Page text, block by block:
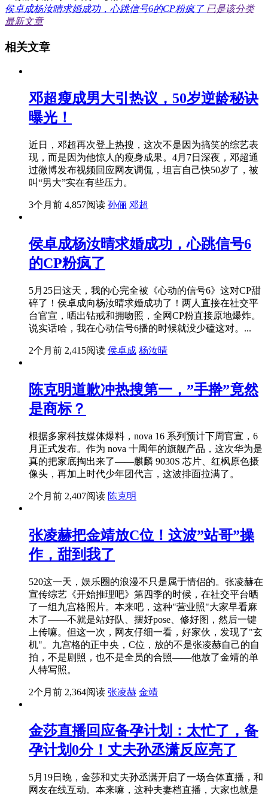
侯卓成杨汝晴求婚成功，心跳信号6的CP粉疯了 已是该分类
最新文章
相关文章
邓超瘦成男大引热议，50岁逆龄秘诀
曝光！
近日，邓超再次登上热搜，这次不是因为搞笑的综艺表
现，而是因为他惊人的瘦身成果。4月7日深夜，邓超通
过微博发布视频回应网友调侃，坦言自己快50岁了，被
叫“男大”实在有些压力。
3个月前 4,857阅读 孙俪 邓超
侯卓成杨汝晴求婚成功，心跳信号6
的CP粉疯了
5月25日这天，我的心完全被《心动的信号6》这对CP甜
碎了！侯卓成向杨汝晴求婚成功了！两人直接在社交平
台官宣，晒出钻戒和拥吻照，全网CP粉直接原地爆炸。
说实话哈，我在心动信号6播的时候就没少磕这对。...
2个月前 2,415阅读 侯卓成 杨汝晴
陈克明道歉冲热搜第一，”手擀”竟然
是商标？
根据多家科技媒体爆料，nova 16 系列预计下周官宣，6
月正式发布。作为 nova 十周年的旗舰产品，这次华为是
真的把家底掏出来了——麒麟 9030S 芯片、红枫原色摄
像头，再加上时代少年团代言，这波排面拉满了。
2个月前 2,407阅读 陈克明
张凌赫把金靖放C位！这波”站哥”操
作，甜到我了
520这一天，娱乐圈的浪漫不只是属于情侣的。张凌赫在
宣传综艺《开始推理吧》第四季的时候，在社交平台晒
了一组九宫格照片。本来吧，这种"营业照"大家早看麻
木了——不就是站好队、摆好pose、修好图，然后一键
上传嘛。但这一次，网友仔细一看，好家伙，发现了"玄
机"。九宫格的正中央，C位，放的不是张凌赫自己的自
拍，不是剧照，也不是全员的合照——他放了金靖的单
人特写照。
2个月前 2,364阅读 张凌赫 金靖
金莎直播回应备孕计划：太忙了，备
孕计划0分！丈夫孙丞潇反应亮了
5月19日晚，金莎和丈夫孙丞潇开启了一场合体直播，和
网友在线互动。本来嘛，这种夫妻档直播，大家也就是